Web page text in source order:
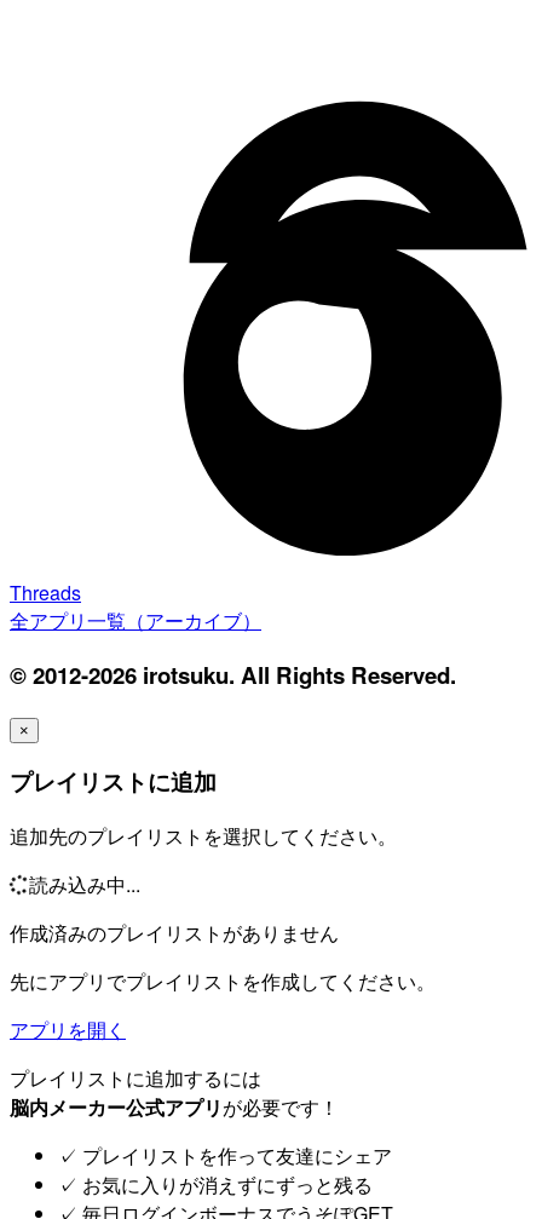
Threads
全アプリ一覧（アーカイブ）
© 2012-2026 irotsuku. All Rights Reserved.
×
プレイリストに追加
追加先のプレイリストを選択してください。
読み込み中...
作成済みのプレイリストがありません
先にアプリでプレイリストを作成してください。
アプリを開く
プレイリストに追加するには
脳内メーカー公式アプリが必要です！
✓ プレイリストを作って友達にシェア
✓ お気に入りが消えずにずっと残る